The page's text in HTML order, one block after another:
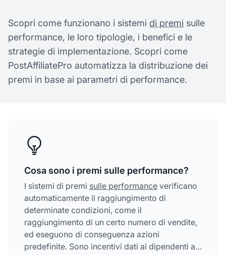
Scopri come funzionano i sistemi di premi sulle
performance, le loro tipologie, i benefici e le
strategie di implementazione. Scopri come
PostAffiliatePro automatizza la distribuzione dei
premi in base ai parametri di performance.
Cosa sono i premi sulle performance?
I sistemi di premi sulle performance verificano
automaticamente il raggiungimento di
determinate condizioni, come il
raggiungimento di un certo numero di vendite,
ed eseguono di conseguenza azioni
predefinite. Sono incentivi dati ai dipendenti al